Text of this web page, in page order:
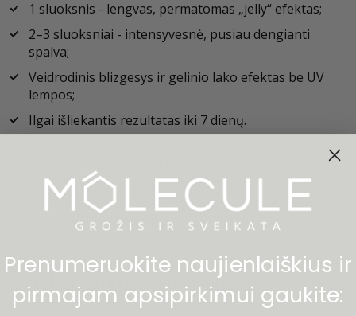
1 sluoksnis - lengvas, permatomas „jelly“ efektas;
2–3 sluoksniai - intensyvesnė, pusiau dengianti
spalva;
Veidrodinis blizgesys ir gelinio lako efektas be UV
lempos;
Ilgai išliekantis rezultatas iki 7 dienų.
suteikdama glotnų ir estetišką manikiūrą. Tai puikus
pasirinkimas ieškančioms madingo, lengvo ir natūraliai
atrodančio manikiūro.
Sudedamosios dalys
Prenumeruokite naujienlaiškius ir
pirmajam apsipirkimui gaukite: